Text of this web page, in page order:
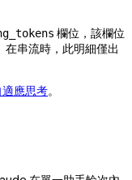
欄位，該欄位
串流時，此明細僅出
應思考。